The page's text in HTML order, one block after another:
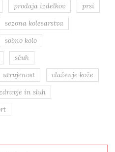
prodaja izdelkov
prsi
sezona kolesarstva
sobno kolo
sčuh
utrujenost
vlaženje kože
in sluh